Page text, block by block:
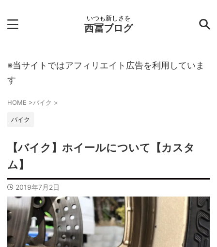
いつも新しさを
西冨ブログ
※当サイトではアフィリエイト広告を利用していま
す
HOME >バイク >
バイク
【バイク】ホイールについて【カスタ
ム】
2019年7月2日